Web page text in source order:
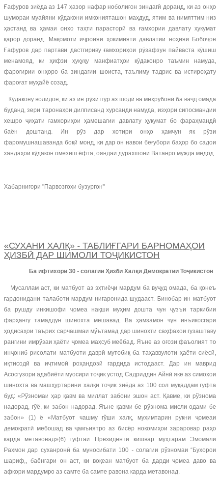
Ғафуров зиёда аз 147 ҳазор нафар ноболиғон зиндагӣ доранд, ки аз онҳо
шумораи муайяни кӯдакони имконияташон маҳдуд, ятим ва нимяттим низ
ҳастанд ва ҳамаи онҳо таҳти парасторӣ ва ғамхории давлату ҳукумат
қарор доранд. Мақомоти иҷроияи ҳокимияти давлатии ноҳияи Бобоҷон
Ғафуров дар партави дастгириву ғамхориҳои рӯзафзун пайваста кӯшиш
менамояд, ки ҳифзи ҳуқуқу манфиатҳои кӯдаконро таъмин намуда,
фарогирии онҳоро ба зиндагии шоиста, таълиму тадрис ва истироҳату
фароғат муҳайё созад.
Кӯдакону волидон, ки аз ин рӯзи пур аз шодӣ ва меҳрубонӣ ба ваҷд омада
буданд, зери таронаҳои дилписанд хурсанди намуда, изҳори сипосмандии
хешро ҷиҳати ғамхориҳои ҳамешагии давлату ҳукумат бо фараҳмандӣ
баён доштанд. Ин рӯз дар хотири онҳо ҳамчун як рӯзи
фаромушнашаванда боқӣ монд, ки дар он навои беғубори баҳор бо садои
хандаҳои кӯдакон омезиш ёфта, ояндаи дурахшони Ватанро мужда медод.
Хабарнигори "Парвозгоҳи бузургон"
«СУХАНИ ХАЛҚ» - ТАБЛИҒГАРИ БАРНОМАҲОИ
ҲИЗБӢ ДАР ШИМОЛИ ТОҶИКИСТОН
Ба ифтихори 30 - солагии Ҳизби Халқӣ Демократии Тоҷикистон
Мусаллам аст, ки матбуот аз эҳтиёҷи мардум ба вуҷуд омада, ба қонеъ
гардонидани талаботи мардум нигаронида шудааст. Бинобар ин матбуот
ба рушду инкишофи ҷомеа нақши муҳим дошта чун ҷузъи таркибии
фарҳангу тамаддун шинохта мешавад. Ва ҳамзамон чун инъикосгари
ҳодисаҳои таърих сарчашмаи мўътамад дар шинохти саҳфаҳои гузаштаву
рангини имрўзаи ҳаёти ҷомеа маҳсуб меёбад. Яъне аз оғози фаъолият то
инҷониб рисолати матбуоти даврӣ мутобиқ ба таҳаввулоти ҳаёти сиёсӣ,
иқтисодӣ ва иҷтимоӣ роҳандозӣ гардида истодааст. Дар ин маврид
Асосгузори адабиёти муосири тоҷик устод Садриддин Айнӣ яке аз симоҳои
шинохта ва машҳуртарини халқи тоҷик зиёда аз 100 сол муқаддам гуфта
буд: «Рўзномаи ҳар қавм ва миллат забони эшон аст. Қавме, ки рўзнома
надорад, гўё, ки забон надорад. Яъне қавми бе рўзнома мисли одами бе
забон» (1) ё «Матбуот чашму гўши халқ, муҳимтарин рукни ҷомеаи
демократӣ мебошад ва ҷамъиятро аз бисёр нокомиҳои зараровар раҳо
карда метавонад»(6) гуфтаи Президенти кишвар муҳтарам Эмомалӣ
Раҳмон дар суханронӣ ба муносибати 100 - солагии рўзномаи “Бухорои
шариф,, баёнгари он аст, ки воқеан матбуот ба дарди ҷомеа даво ва
афкори мардумро аз самте ба самте равона карда метавонад.